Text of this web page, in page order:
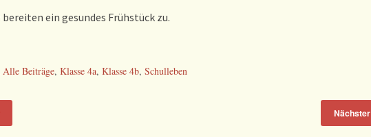
bereiten ein gesundes Frühstück zu.
Alle Beiträge, Klasse 4a, Klasse 4b, Schulleben
Nächster